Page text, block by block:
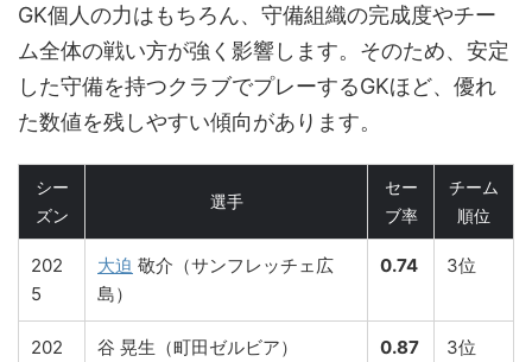
GK個人の力はもちろん、守備組織の完成度やチー
ム全体の戦い方が強く影響します。そのため、安定
した守備を持つクラブでプレーするGKほど、優れ
た数値を残しやすい傾向があります。
シー
ズン
選手
セー
ブ率
チーム
順位
202
5
大迫 敬介（サンフレッチェ広
島）
0.74 3位
202
谷 晃生（町田ゼルビア） 0.87 3位